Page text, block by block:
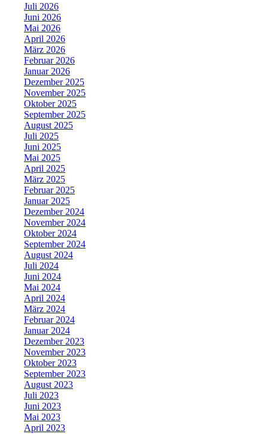
Juli 2026
Juni 2026
Mai 2026
April 2026
März 2026
Februar 2026
Januar 2026
Dezember 2025
November 2025
Oktober 2025
September 2025
August 2025
Juli 2025
Juni 2025
Mai 2025
April 2025
März 2025
Februar 2025
Januar 2025
Dezember 2024
November 2024
Oktober 2024
September 2024
August 2024
Juli 2024
Juni 2024
Mai 2024
April 2024
März 2024
Februar 2024
Januar 2024
Dezember 2023
November 2023
Oktober 2023
September 2023
August 2023
Juli 2023
Juni 2023
Mai 2023
April 2023